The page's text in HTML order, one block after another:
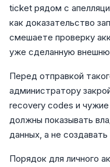
ticket рядом с
как доказательство
смешаете проверку
уже сделанную
Перед отправкой
администратору
recovery codes и
должны показывать
данных, а не
Порядок для личного